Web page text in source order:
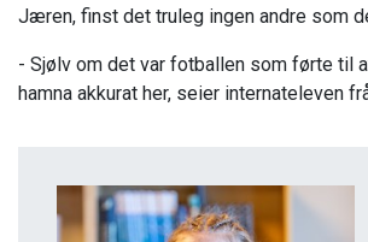
Jæren, finst det truleg ingen andre som
- Sjølv om det var fotballen som førte til
hamna akkurat her, seier internateleven